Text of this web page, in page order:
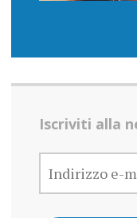
Iscriviti alla
INDIRIZZO
E-
MAIL